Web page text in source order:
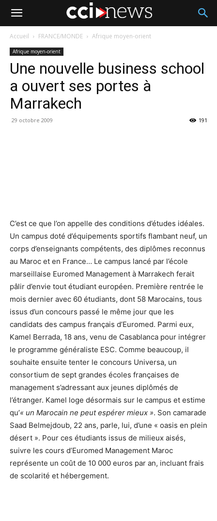
Accueil FRANCE/MONDE Afrique moyen-orient
Afrique moyen-orient
Une nouvelle business school
a ouvert ses portes à
Marrakech
29 octobre 2009 191
C’est ce que l’on appelle des conditions d’études idéales.
Un campus doté d’équipements sportifs flambant neuf, un
corps d’enseignants compétents, des diplômes reconnus
au Maroc et en France… Le campus lancé par l’école
marseillaise Euromed Management à Marrakech ferait
pâlir d’envie tout étudiant européen. Première rentrée le
mois dernier avec 60 étudiants, dont 58 Marocains, tous
issus d’un concours passé le même jour que les
candidats des campus français d’Euromed. Parmi eux,
Kamel Berrada, 18 ans, venu de Casablanca pour intégrer
le programme généraliste ESC. Comme beaucoup, il
souhaite ensuite tenter le concours Universa, un
consortium de sept grandes écoles françaises de
management s’adressant aux jeunes diplômés de
l’étranger. Kamel loge désormais sur le campus et estime
qu’« un Marocain ne peut espérer mieux ». Son camarade
Saad Belmejdoub, 22 ans, parle, lui, d’une « oasis en plein
désert ». Pour ces étudiants issus de milieux aisés,
suivre les cours d’Euromed Management Maroc
représente un coût de 10 000 euros par an, incluant frais
de scolarité et hébergement.